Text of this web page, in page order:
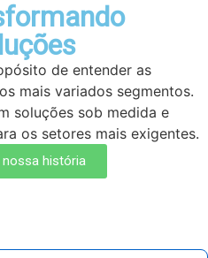
de entender as
mais variados segmentos.
soluções sob medida e
os setores mais exigentes.
nossa história